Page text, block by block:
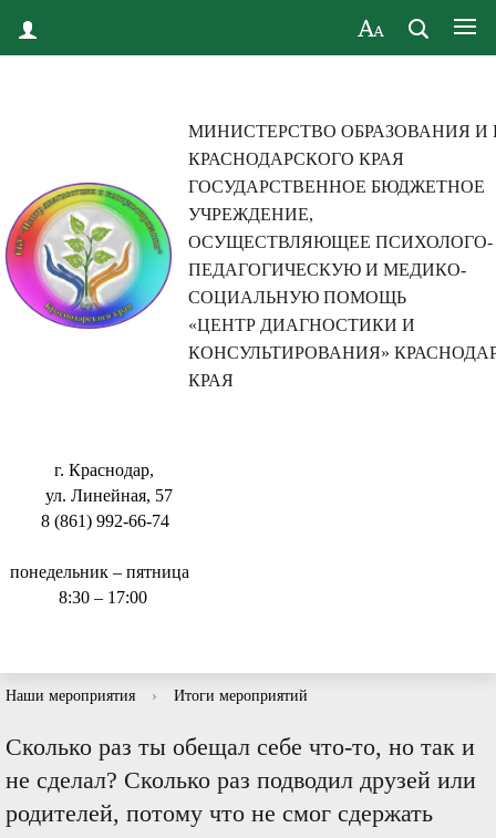
МИНИСТЕРСТВО ОБРАЗОВАНИЯ И
КРАСНОДАРСКОГО КРАЯ
ГОСУДАРСТВЕННОЕ БЮДЖЕТНОЕ
УЧРЕЖДЕНИЕ,
ОСУЩЕСТВЛЯЮЩЕЕ ПСИХОЛОГО-
ПЕДАГОГИЧЕСКУЮ И МЕДИКО-
СОЦИАЛЬНУЮ ПОМОЩЬ
«ЦЕНТР ДИАГНОСТИКИ И
КОНСУЛЬТИРОВАНИЯ»
КРАЯ
г. Краснодар,
ул. Линейная, 57
8 (861) 992-66-74
понедельник – пятница
8:30 – 17:00
Наши мероприятия › Итоги мероприятий
Сколько раз ты обещал себе что-то, но так и
не сделал? Сколько раз подводил друзей или
родителей, потому что не смог сдержать